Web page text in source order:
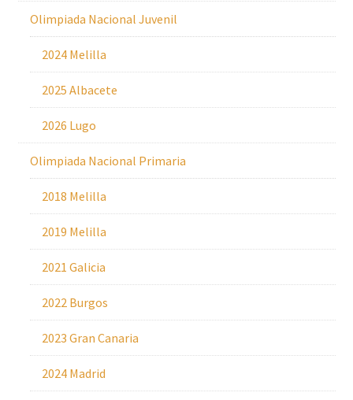
Olimpiada Nacional Juvenil
2024 Melilla
2025 Albacete
2026 Lugo
Olimpiada Nacional Primaria
2018 Melilla
2019 Melilla
2021 Galicia
2022 Burgos
2023 Gran Canaria
2024 Madrid